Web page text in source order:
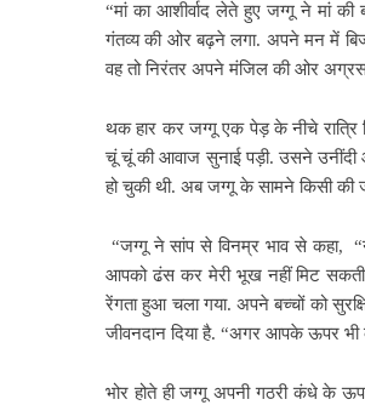
“मां का आशीर्वाद लेते हुए जग्गू ने मां
गंतव्य की ओर बढ़ने लगा. अपने मन में
वह तो निरंतर अपने मंजिल की ओर
थक हार कर जग्गू एक पेड़ के नीचे रात्रि
चूं चूं की आवाज सुनाई पड़ी. उसने
हो चुकी थी. अब जग्गू के सामने किसी की
“जग्गू ने सांप से विनम्र भाव से कहा,
आपको ढंस कर मेरी भूख नहीं मिट
रेंगता हुआ चला गया. अपने बच्चों को
जीवनदान दिया है. “अगर आपके ऊपर
भोर होते ही जग्गू अपनी गठरी कंधे